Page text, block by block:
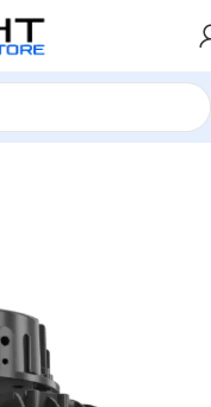
LED High Bay Active